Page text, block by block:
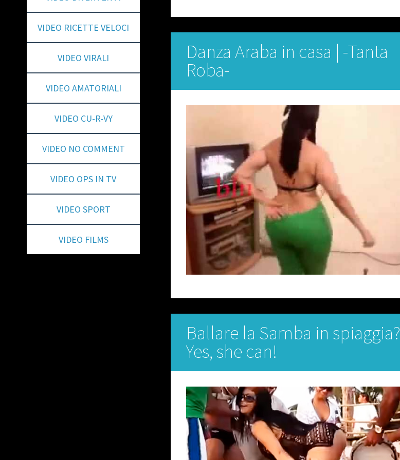
VIDEO RICETTE VELOCI
VIDEO VIRALI
VIDEO AMATORIALI
VIDEO CU-R-VY
VIDEO NO COMMENT
VIDEO OPS IN TV
VIDEO SPORT
VIDEO FILMS
Danza Araba in casa | -Tanta
Roba-
Ballare la Samba in spiaggia?
Yes, she can!